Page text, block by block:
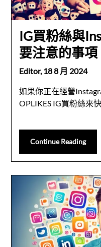
IG買粉絲與
要注意的事項
Editor,18 8 月 2024
如果你正在經營
OPLIKES IG買粉絲來
Continue Reading